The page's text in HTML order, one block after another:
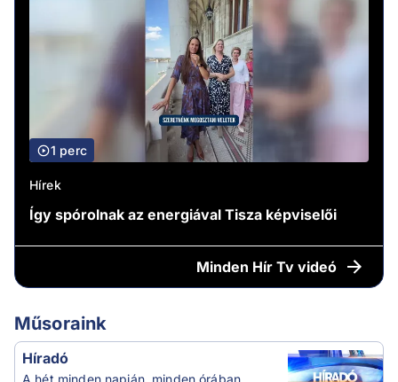
1 perc
Hírek
Így spórolnak az energiával Tisza képviselői
Minden Hír Tv videó
Műsoraink
Híradó